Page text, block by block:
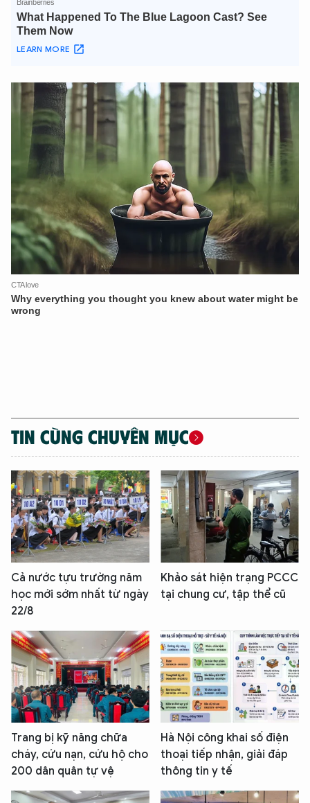
TIN CÙNG CHUYÊN MỤC
Cả nước tựu trường năm
học mới sớm nhất từ ngày
22/8
Khảo sát hiện trạng PCCC
tại chung cư, tập thể cũ
Trang bị kỹ năng chữa
cháy, cứu nạn, cứu hộ cho
200 dân quân tự vệ
Hà Nội công khai số điện
thoại tiếp nhận, giải đáp
thông tin y tế